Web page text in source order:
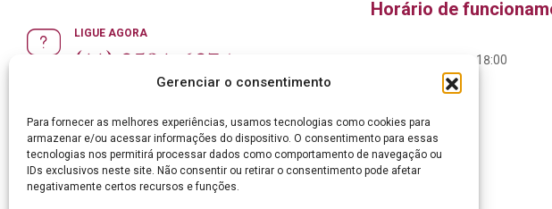
Gerenciar o consentimento
Para fornecer as melhores experiências, usamos tecnologias como cookies para
armazenar e/ou acessar informações do dispositivo. O consentimento para essas
tecnologias nos permitirá processar dados como comportamento de navegação ou
IDs exclusivos neste site. Não consentir ou retirar o consentimento pode afetar
negativamente certos recursos e funções.
LIGUE AGORA
(11) 2591-6274
Horário de
Seg– Sab: 09:00 – 18:00
Domingo: Fechado